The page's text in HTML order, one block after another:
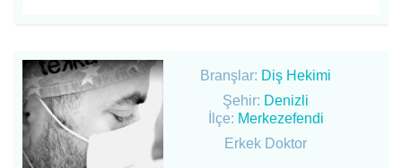
Branşlar: Diş Hekimi
Şehir: Denizli
İlçe: Merkezefendi
Erkek Doktor